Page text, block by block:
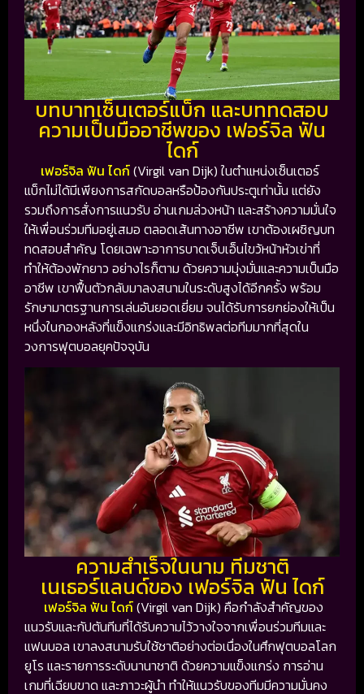
บทบาทเซ็นเตอร์แบ็ก และบททดสอบ
ความเป็นมืออาชีพของ เฟอร์จิล ฟัน
ไดก์
เฟอร์จิล ฟัน ไดก์(Virgil van Dijk) ในตำแหน่งเซ็นเตอร์
แบ็กไม่ได้มีเพียงการสกัดบอลหรือป้องกันประตูเท่านั้น แต่ยัง
รวมถึงการสั่งการแนวรับ อ่านเกมล่วงหน้า และสร้างความมั่นใจ
ให้เพื่อนร่วมทีมอยู่เสมอ ตลอดเส้นทางอาชีพ เขาต้องเผชิญบท
ทดสอบสำคัญ โดยเฉพาะอาการบาดเจ็บเอ็นไขว้หน้าหัวเข่าที่
ทำให้ต้องพักยาว อย่างไรก็ตาม ด้วยความมุ่งมั่นและความเป็นมือ
อาชีพ เขาฟื้นตัวกลับมาลงสนามในระดับสูงได้อีกครั้ง พร้อม
รักษามาตรฐานการเล่นอันยอดเยี่ยม จนได้รับการยกย่องให้เป็น
หนึ่งในกองหลังที่แข็งแกร่งและมีอิทธิพลต่อทีมมากที่สุดใน
วงการฟุตบอลยุคปัจจุบัน
ความสำเร็จในนาม ทีมชาติ
เนเธอร์แลนด์ของ เฟอร์จิล ฟัน ไดก์
เฟอร์จิล ฟัน ไดก์(Virgil van Dijk) คือกำลังสำคัญของ
แนวรับและกัปตันทีมที่ได้รับความไว้วางใจจากเพื่อนร่วมทีมและ
แฟนบอล เขาลงสนามรับใช้ชาติอย่างต่อเนื่องในศึกฟุตบอลโลก
ยูโร และรายการระดับนานาชาติ ด้วยความแข็งแกร่ง การอ่าน
เกมที่เฉียบขาด และภาวะผู้นำ ทำให้แนวรับของทีมมีความมั่นคง